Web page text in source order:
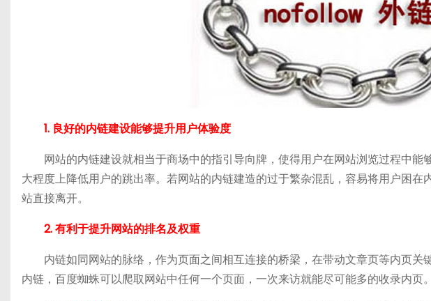
1. 良好的内链建设能够提升用户体验度
网站的内链建设就相当于商场中的指引导向牌，使得用户在网站浏览过程中能
大程度上降低用户的跳出率。若网站的内链建造的过于繁杂混乱，容易将用户困
站直接离开。
2. 有利于提升网站的排名及权重
内链如同网站的脉络，作为页面之间相互连接的桥梁，在带动文章页等内页关
内链，百度蜘蛛可以爬取网站中任何一个页面，一次来访就能尽可能多的收录内页